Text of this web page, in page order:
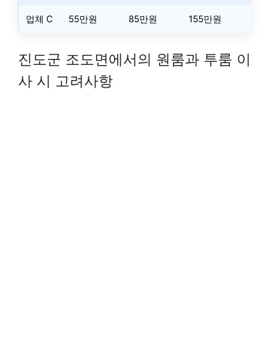
업체 C 55만원 85만원 155만원
진도군 조도면에서의 원룸과 투룸 이
사 시 고려사항